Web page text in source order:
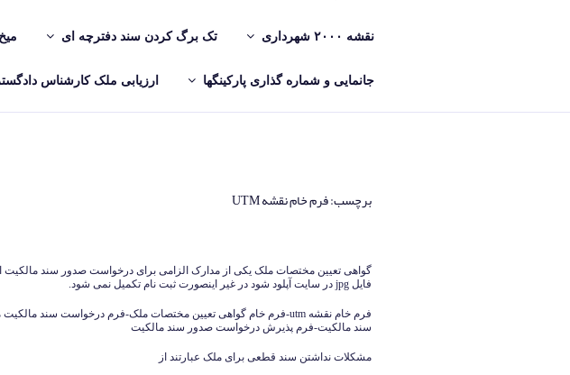
نقشه ۲۰۰۰ شهرداری تک برگ کردن سند دفترچه ای
جانمایی و شماره گذاری پارکینگها ارزیابی ملک کارشناس
برچسب:فرم خام نقشه UTM
در
گواهی تعیین مختصات ملک یکی از مدارک الزامی برای درخواست صدور سند مالکیت
فایل jpg در سایت آپلود شود در غیر اینصورت ثبت نام تکمیل نمی شود.
سند مالکیت-فرم پذیرش درخواست صدور سند مالکیت
مشکلات نداشتن سند قطعی برای ملک عبارتند از